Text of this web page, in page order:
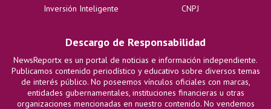
Inversión Inteligente
CNPJ
Descargo de Responsabilidad
NewsReportx es un portal de noticias e información independiente.
Publicamos contenido periodístico y educativo sobre diversos temas
de interés público. No poseemos vínculos oficiales con marcas,
entidades gubernamentales, instituciones financieras u otras
organizaciones mencionadas en nuestro contenido. No vendemos